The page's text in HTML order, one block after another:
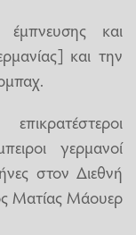
και
και την
επικρατέστεροι
γερμανοί
στον Διεθνή
Ματίας Μάουερ